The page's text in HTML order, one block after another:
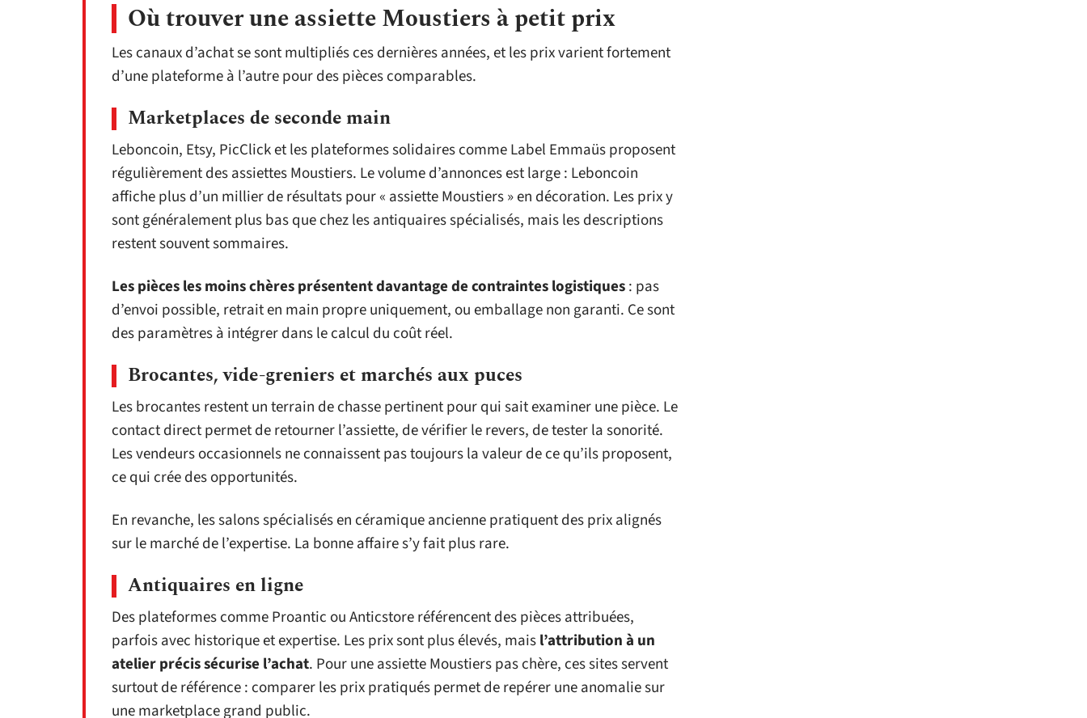
Où trouver une assiette Moustiers à petit prix
Les canaux d’achat se sont multipliés ces dernières années, et les prix varient fortement
d’une plateforme à l’autre pour des pièces comparables.
Marketplaces de seconde main
Leboncoin, Etsy, PicClick et les plateformes solidaires comme Label Emmaüs proposent
régulièrement des assiettes Moustiers. Le volume d’annonces est large : Leboncoin
affiche plus d’un millier de résultats pour « assiette Moustiers » en décoration. Les prix y
sont généralement plus bas que chez les antiquaires spécialisés, mais les descriptions
restent souvent sommaires.
Les pièces les moins chères présentent davantage de contraintes logistiques: pas
d’envoi possible, retrait en main propre uniquement, ou emballage non garanti. Ce sont
des paramètres à intégrer dans le calcul du coût réel.
Brocantes, vide-greniers et marchés aux puces
Les brocantes restent un terrain de chasse pertinent pour qui sait examiner une pièce. Le
contact direct permet de retourner l’assiette, de vérifier le revers, de tester la sonorité.
Les vendeurs occasionnels ne connaissent pas toujours la valeur de ce qu’ils proposent,
ce qui crée des opportunités.
En revanche, les salons spécialisés en céramique ancienne pratiquent des prix alignés
sur le marché de l’expertise. La bonne affaire s’y fait plus rare.
Antiquaires en ligne
Des plateformes comme Proantic ou Anticstore référencent des pièces attribuées,
parfois avec historique et expertise. Les prix sont plus élevés, maisl’attribution à un
atelier précis sécurise l’achat. Pour une assiette Moustiers pas chère, ces sites servent
surtout de référence : comparer les prix pratiqués permet de repérer une anomalie sur
une marketplace grand public.